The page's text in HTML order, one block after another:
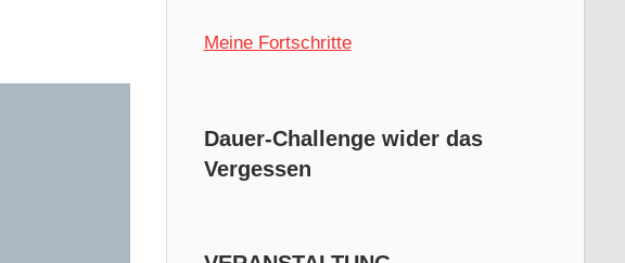
Meine Fortschritte
Dauer-Challenge wider das
Vergessen